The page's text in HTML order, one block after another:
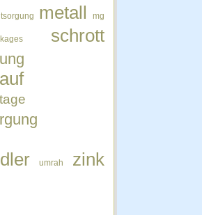
metall mg
schrott
umrah zink